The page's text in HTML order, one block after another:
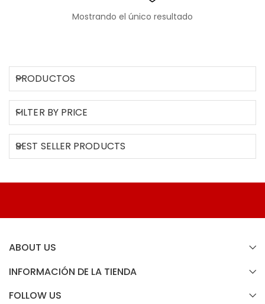
Mostrando el único resultado
PRODUCTOS
FILTER BY PRICE
BEST SELLER PRODUCTS
ABOUT US
INFORMACIÓN DE LA TIENDA
FOLLOW US